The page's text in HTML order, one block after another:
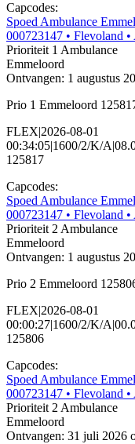
Capcodes:
Spoed Ambulance
000723147 • Flevoland
Prioriteit 1 Ambulance
Emmeloord
Ontvangen: 1 augustus
Prio 1 Emmeloord
FLEX|2026-08-01
00:34:05|1600/2/K/
125817
Capcodes:
Spoed Ambulance
000723147 • Flevoland
Prioriteit 2 Ambulance
Emmeloord
Ontvangen: 1 augustus
Prio 2 Emmeloord
FLEX|2026-08-01
00:00:27|1600/2/K/
125806
Capcodes:
Spoed Ambulance
000723147 • Flevoland
Prioriteit 2 Ambulance
Emmeloord
Ontvangen: 31 juli 2026